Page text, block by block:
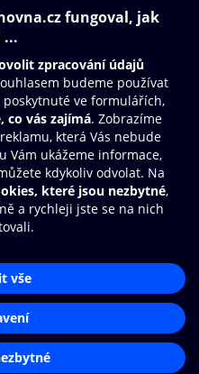
O2 Knihovna
své e-knihy a
rychleji a pohodlněji.